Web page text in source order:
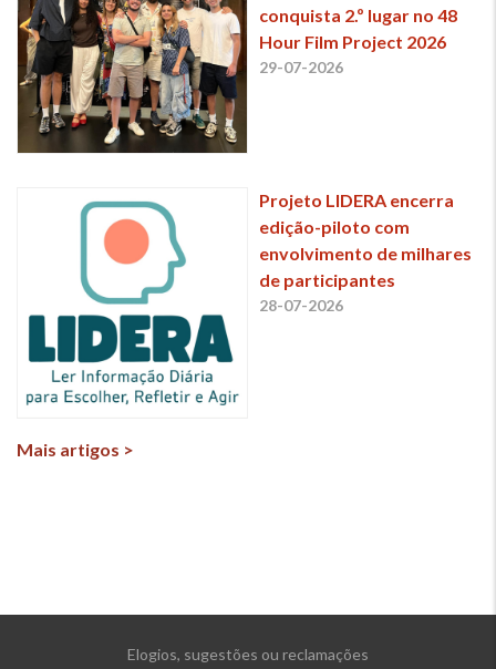
conquista 2.º lugar no 48
Hour Film Project 2026
29-07-2026
Projeto LIDERA encerra
edição-piloto com
envolvimento de milhares
de participantes
28-07-2026
Mais artigos >
Elogios, sugestões ou reclamações